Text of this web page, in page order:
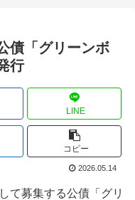
債「グリーンボ
行
LINE
コピー
2026.05.14
て募集する公債「グリ